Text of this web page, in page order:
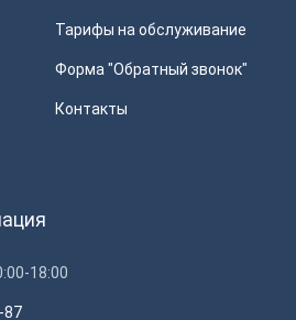
Тарифы на обслуживание
Форма "Обратный звонок"
Контакты
18:00
87